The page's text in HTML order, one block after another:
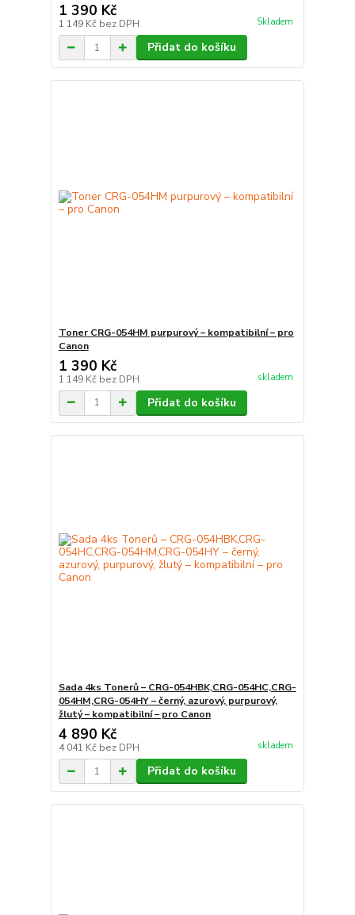
1 390 Kč
1 149 Kč bez DPH Skladem
Přidat do košíku
Toner CRG-054HM purpurový – kompatibilní – pro
Canon
1 390 Kč
1 149 Kč bez DPH skladem
Přidat do košíku
Sada 4ks Tonerů – CRG-054HBK,CRG-054HC,CRG-
054HM,CRG-054HY – černý, azurový, purpurový,
žlutý – kompatibilní – pro Canon
4 890 Kč
4 041 Kč bez DPH skladem
Přidat do košíku